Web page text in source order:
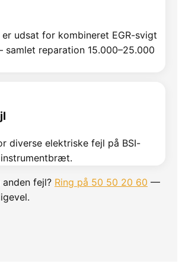
udsat for kombineret EGR-svigt
reparation 15.000–25.000
diverse elektriske fejl på BSI-
anden fejl? Ring på 50 50 20 60 —